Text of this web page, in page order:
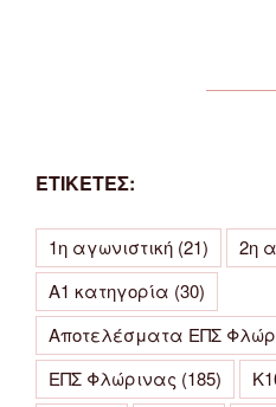
ΕΤΙΚΕΤΕΣ:
1η αγωνιστική (21) 2η
Α1 κατηγορία (30)
Αποτελέσματα ΕΠΣ
ΕΠΣ Φλώρινας (185)